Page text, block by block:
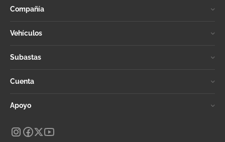
Compañía
Vehículos
Subastas
Cuenta
Apoyo